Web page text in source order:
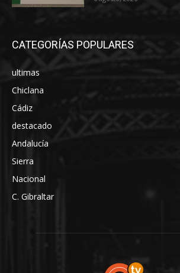
CATEGORÍAS POPULARES
ultimas
Chiclana
Cádiz
destacado
Andalucía
Sierra
Nacional
C. Gibraltar